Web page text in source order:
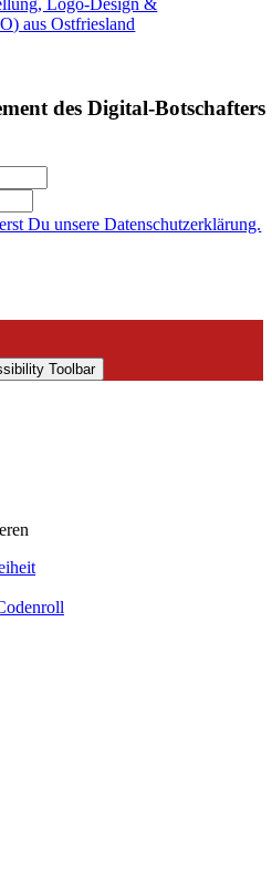
Logo-Design &
aus Ostfriesland
des Digital-Botschafters
Du unsere Datenschutzerklärung.
Toolbar